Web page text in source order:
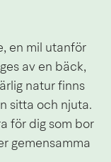
en mil utanför
av en bäck,
natur finns
sitta och njuta.
för dig som bor
gemensamma